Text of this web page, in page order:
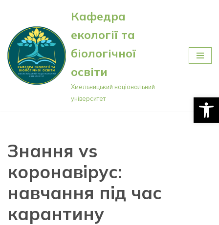
Перейти
до
вмісту
Кафедра
екології та
біологічної
освіти
Хмельницький національний
університет
Знання vs
коронавірус:
навчання під час
карантину